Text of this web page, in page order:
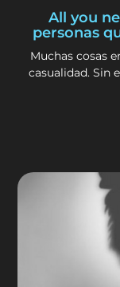
All you
personas
Muchas cosas
casualidad. Sin